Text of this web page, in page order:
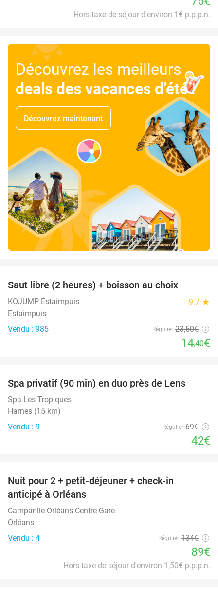
Hors taxe de séjour d'environ 1€ p.p.p.n.
Découvrez les meilleurs
deals des vacances d’été!
Découvrez maintenant
Saut libre (2 heures) + boisson au choix
KOJUMP Estaimpuis 9.7 star
Estaimpuis
Vendu : 985
Régulier 23,50€
14,40€
Spa privatif (90 min) en duo près de Lens
Spa Les Tropiques
Harnes (15 km)
Vendu : 9
Régulier 69€
42€
Nuit pour 2 + petit-déjeuner + check-in
anticipé à Orléans
Campanile Orléans Centre Gare
Orléans
Vendu : 4
Régulier 134€
89€
Hors taxe de séjour d'environ 1,50€ p.p.p.n.